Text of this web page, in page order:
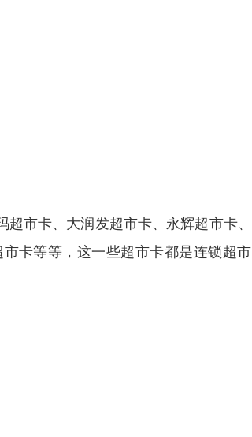
市卡、大润发超市卡、永辉超市卡
卡等等，这一些超市卡都是连锁超